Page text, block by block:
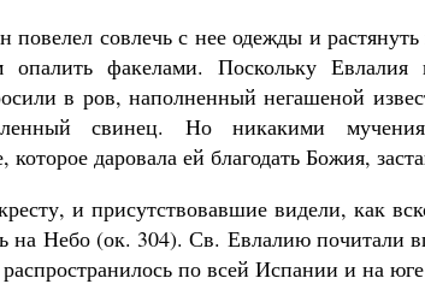
повелел совлечь с нее одежды и
факелами. Поскольку Евлалия
в ров, наполненный негашеной
свинец. Но никакими
которое даровала ей благодать Божия,
и присутствовавшие видели, как
на Небо (ок. 304). Св. Евлалию почитали
по всей Испании и на
Как найти своё место в жизни
Кирилл Мурышев